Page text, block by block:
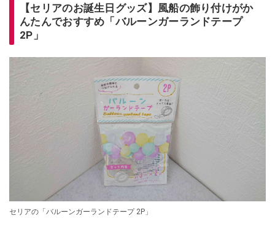
【セリアのお誕生日グッズ】風船の飾り付けがか
んたんでおすすめ「バルーンガーランドテープ
2P」
セリアの「バルーンガーランドテープ 2P」